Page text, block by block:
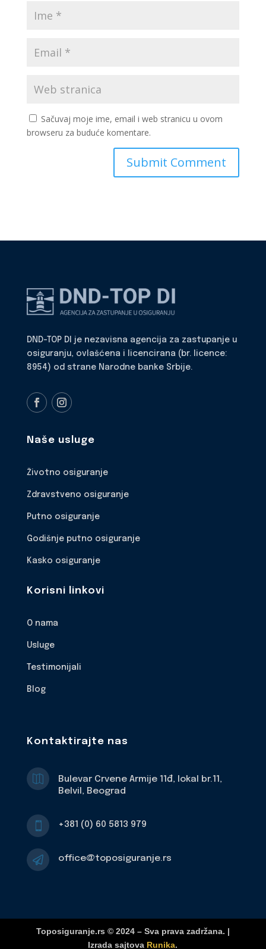
Sačuvaj moje ime, email i web stranicu u ovom
browseru za buduće komentare.
DND-TOP DI je nezavisna agencija za zastupanje u
osiguranju, ovlašćena i licencirana (br. licence:
8954) od strane Narodne banke Srbije.
Naše usluge
Životno osiguranje
Zdravstveno osiguranje
Putno osiguranje
Godišnje putno osiguranje
Kasko osiguranje
Korisni linkovi
O nama
Usluge
Testimonijali
Blog
Kontaktirajte nas

Bulevar Crvene Armije 11đ, lokal br.11,
Belvil, Beograd
 +381 (0) 60 5813 979
 office@toposiguranje.rs
Toposiguranje.rs © 2024 – Sva prava zadržana. |
Izrada sajtova Runika.